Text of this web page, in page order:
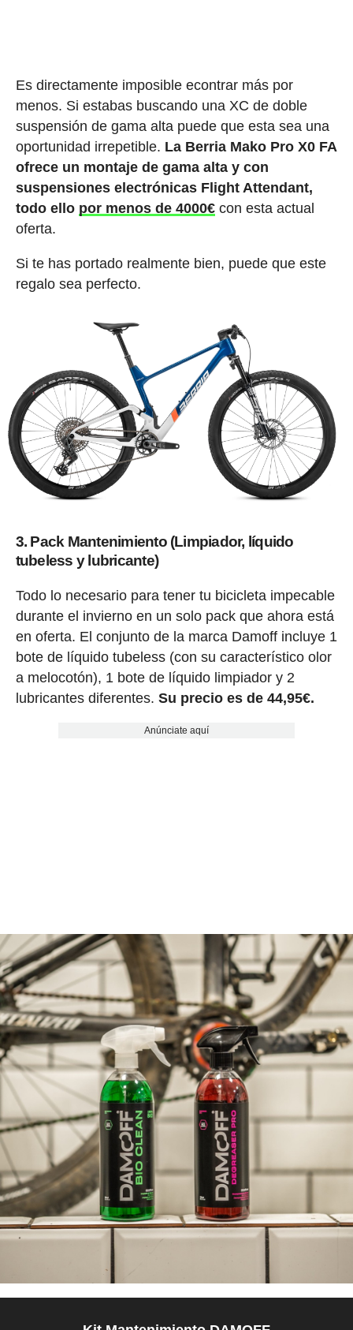
Es directamente imposible econtrar más por
menos. Si estabas buscando una XC de doble
suspensión de gama alta puede que esta sea una
oportunidad irrepetible. La Berria Mako Pro X0 FA
ofrece un montaje de gama alta y con
suspensiones electrónicas Flight Attendant,
todo ello por menos de 4000€ con esta actual
oferta.
Si te has portado realmente bien, puede que este
regalo sea perfecto.
3. Pack Mantenimiento (Limpiador, líquido
tubeless y lubricante)
Todo lo necesario para tener tu bicicleta impecable
durante el invierno en un solo pack que ahora está
en oferta. El conjunto de la marca Damoff incluye 1
bote de líquido tubeless (con su característico olor
a melocotón), 1 bote de líquido limpiador y 2
lubricantes diferentes. Su precio es de 44,95€.
Anúnciate aquí